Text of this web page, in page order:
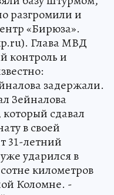
разгромили и
«Бирюза».
Глава МВД
контроль и
задержали.
Зейналова
сдавал
в своей
31-летний
ударился в
километров
Коломне. -